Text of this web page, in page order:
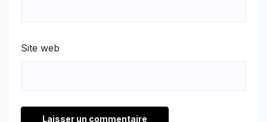
Site web